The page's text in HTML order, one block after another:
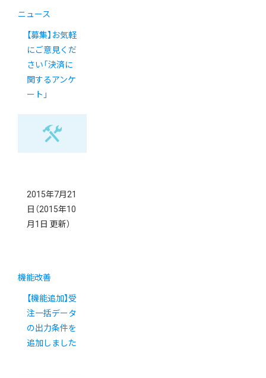
ニュース
【募集】お気軽
にご意見くだ
さい「決済に
関するアンケ
ート」
2015年7月21
日 （2015年10
月1日 更新）
機能改善
【機能追加】受
注一括データ
の出力条件を
追加しました